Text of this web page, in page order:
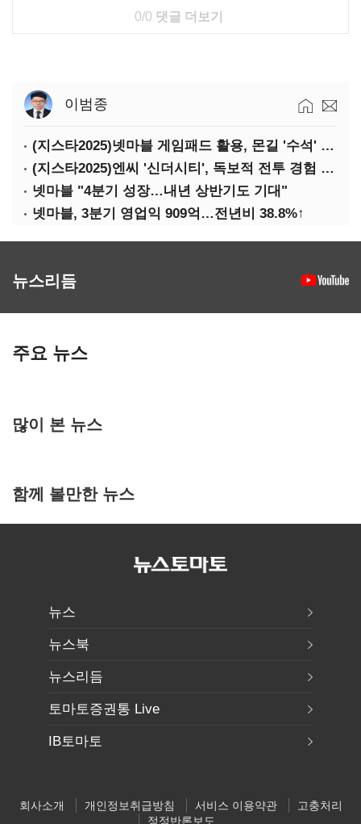
0/0 댓글 더보기
이범종
(지스타2025)넷마블 게임패드 활용, 몬길 '수석' 7대죄 '차석'
(지스타2025)엔씨 '신더시티', 독보적 전투 경험 필요
넷마블 "4분기 성장…내년 상반기도 기대"
넷마블, 3분기 영업익 909억…전년비 38.8%↑
뉴스리듬
주요 뉴스
많이 본 뉴스
함께 볼만한 뉴스
뉴스
뉴스북
뉴스리듬
토마토증권통 Live
IB토마토
회사소개 개인정보취급방침 서비스 이용약관
고충처리
정정반론보도